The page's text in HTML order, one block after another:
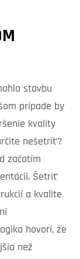
stavbu
prípade by
kvality
nešetriť?
začatím
Šetriť
a kvalite
hovorí, že
než